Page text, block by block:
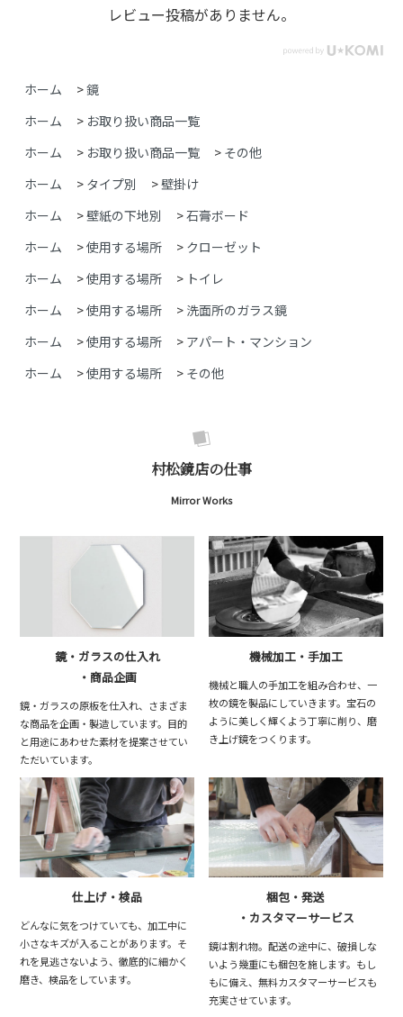
レビュー投稿がありません。
ホーム >鏡
ホーム
> お取り扱い商品一覧
ホーム
> お取り扱い商品一覧 > その他
ホーム
> タイプ別 >壁掛け
ホーム
>壁紙の下地別 >石膏ボード
ホーム
>使用する場所 > クローゼット
ホーム
>使用する場所 > トイレ
ホーム
>使用する場所 > 洗面所のガラス鏡
ホーム
>使用する場所 > アパート・マンション
ホーム
>使用する場所 > その他
村松鏡店の仕事
Mirror Works
鏡・ガラスの仕入れ
・商品企画
鏡・ガラスの原板を仕入れ、さまざま
な商品を企画・製造しています。目的
と用途にあわせた素材を提案させてい
ただいています。
機械加工・手加工
機械と職人の手加工を組み合わせ、一
枚の鏡を製品にしていきます。宝石の
ように美しく輝くよう丁寧に削り、磨
き上げ鏡をつくります。
仕上げ・検品
どんなに気をつけていても、加工中に
小さなキズが入ることがあります。そ
れを見逃さないよう、徹底的に細かく
磨き、検品をしています。
梱包・発送
・カスタマーサービス
鏡は割れ物。配送の途中に、破損しな
いよう幾重にも梱包を施します。もし
もに備え、無料カスタマーサービスも
充実させています。